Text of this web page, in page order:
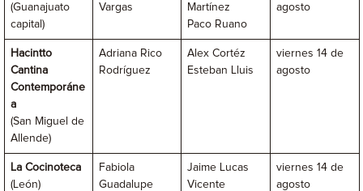
(Guanajuato
capital)
Vargas
Martínez
Paco Ruano
agosto
Hacintto
Cantina
Contemporáne
a
(San Miguel de
Allende)
Adriana Rico
Rodríguez
Alex Cortéz
Esteban Lluis
viernes 14 de
agosto
La Cocinoteca
(León)
Fabiola
Guadalupe
Jaime Lucas
Vicente
viernes 14 de
agosto